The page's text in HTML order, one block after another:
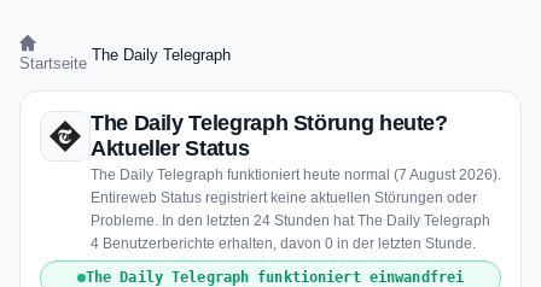
Startseite The Daily Telegraph
The Daily Telegraph Störung heute?
Aktueller Status
The Daily Telegraph funktioniert heute normal (7 August 2026).
Entireweb Status registriert keine aktuellen Störungen oder
Probleme. In den letzten 24 Stunden hat The Daily Telegraph
4 Benutzerberichte erhalten, davon 0 in der letzten Stunde.
The Daily Telegraph funktioniert einwandfrei